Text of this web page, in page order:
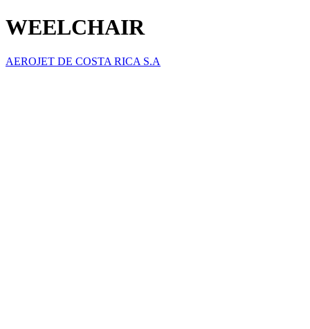
WEELCHAIR
AEROJET DE COSTA RICA S.A